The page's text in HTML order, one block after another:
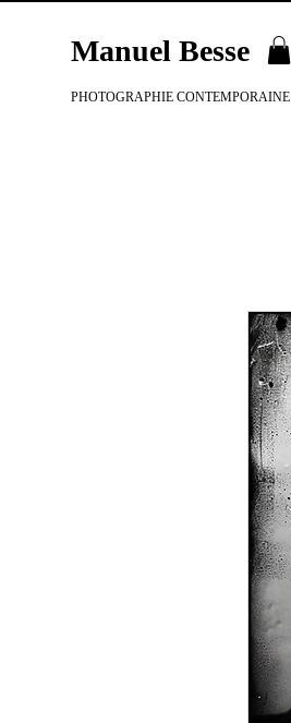
Manuel Besse
PHOTOGRAPHIE CONTEMPORAINE